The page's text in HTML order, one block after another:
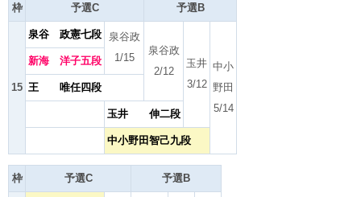
枠 予選C 予選B
15
泉谷 政憲七段
泉谷政
1/15
泉谷政
2/12
玉井
3/12
中小
野田
5/14
新海 洋子五段
王 唯任四段
玉井 伸二段
中小野田智己九段
枠 予選C 予選B